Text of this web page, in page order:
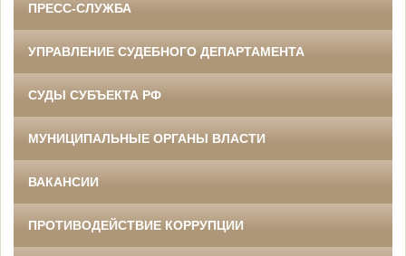
ПРЕСС-СЛУЖБА
УПРАВЛЕНИЕ СУДЕБНОГО ДЕПАРТАМЕНТА
СУДЫ СУБЪЕКТА РФ
МУНИЦИПАЛЬНЫЕ ОРГАНЫ ВЛАСТИ
ВАКАНСИИ
ПРОТИВОДЕЙСТВИЕ КОРРУПЦИИ